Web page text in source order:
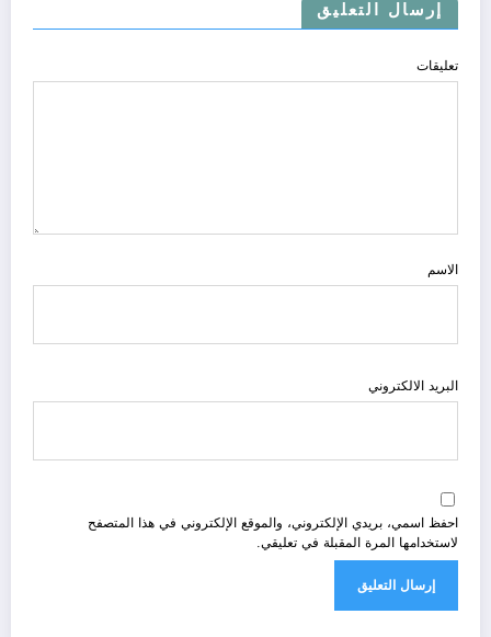
إرسال التعليق
تعليقات
الاسم
البريد الالكتروني
احفظ اسمي، بريدي الإلكتروني، والموقع الإلكتروني في هذا المتصفح
لاستخدامها المرة المقبلة في تعليقي.